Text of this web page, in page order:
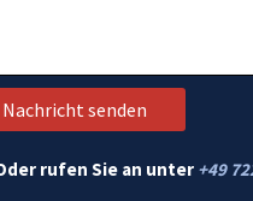
rufen Sie an unter +49